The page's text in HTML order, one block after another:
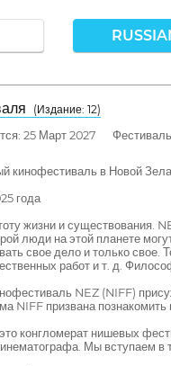
( Издание: 12)
25 Март 2027 Фестиваль
кинофестиваль в Новой
года
жизни и существования.
люди на этой планете
свое дело и только
работ и т. д.
NEZ (NIFF)
NIFF призвана
конгломерат нишевых
Мы вступаем в